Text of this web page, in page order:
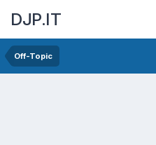
DJP.IT
Off-Topic